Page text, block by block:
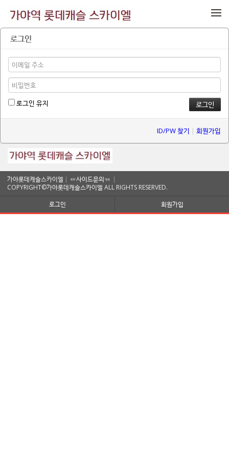
로그인
로그인 유지
ID/PW 찾기 | 회원가입
가야롯데캐슬스카이엘│ ☞사이드문의☜ │
COPYRIGHT©가야롯데캐슬스카이엘 ALL RIGHTS RESERVED.
로그인
회원가입